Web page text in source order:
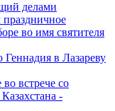
делами
праздничное
во имя святителя
в Лазареву
встрече со
-